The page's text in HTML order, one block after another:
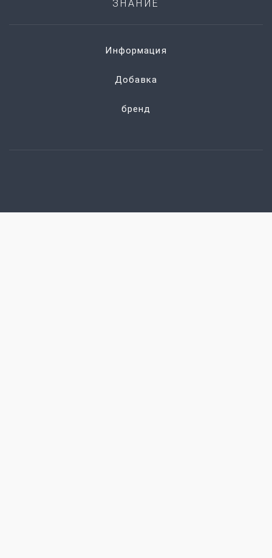
ЗНАНИЕ
Информация
Добавка
бренд